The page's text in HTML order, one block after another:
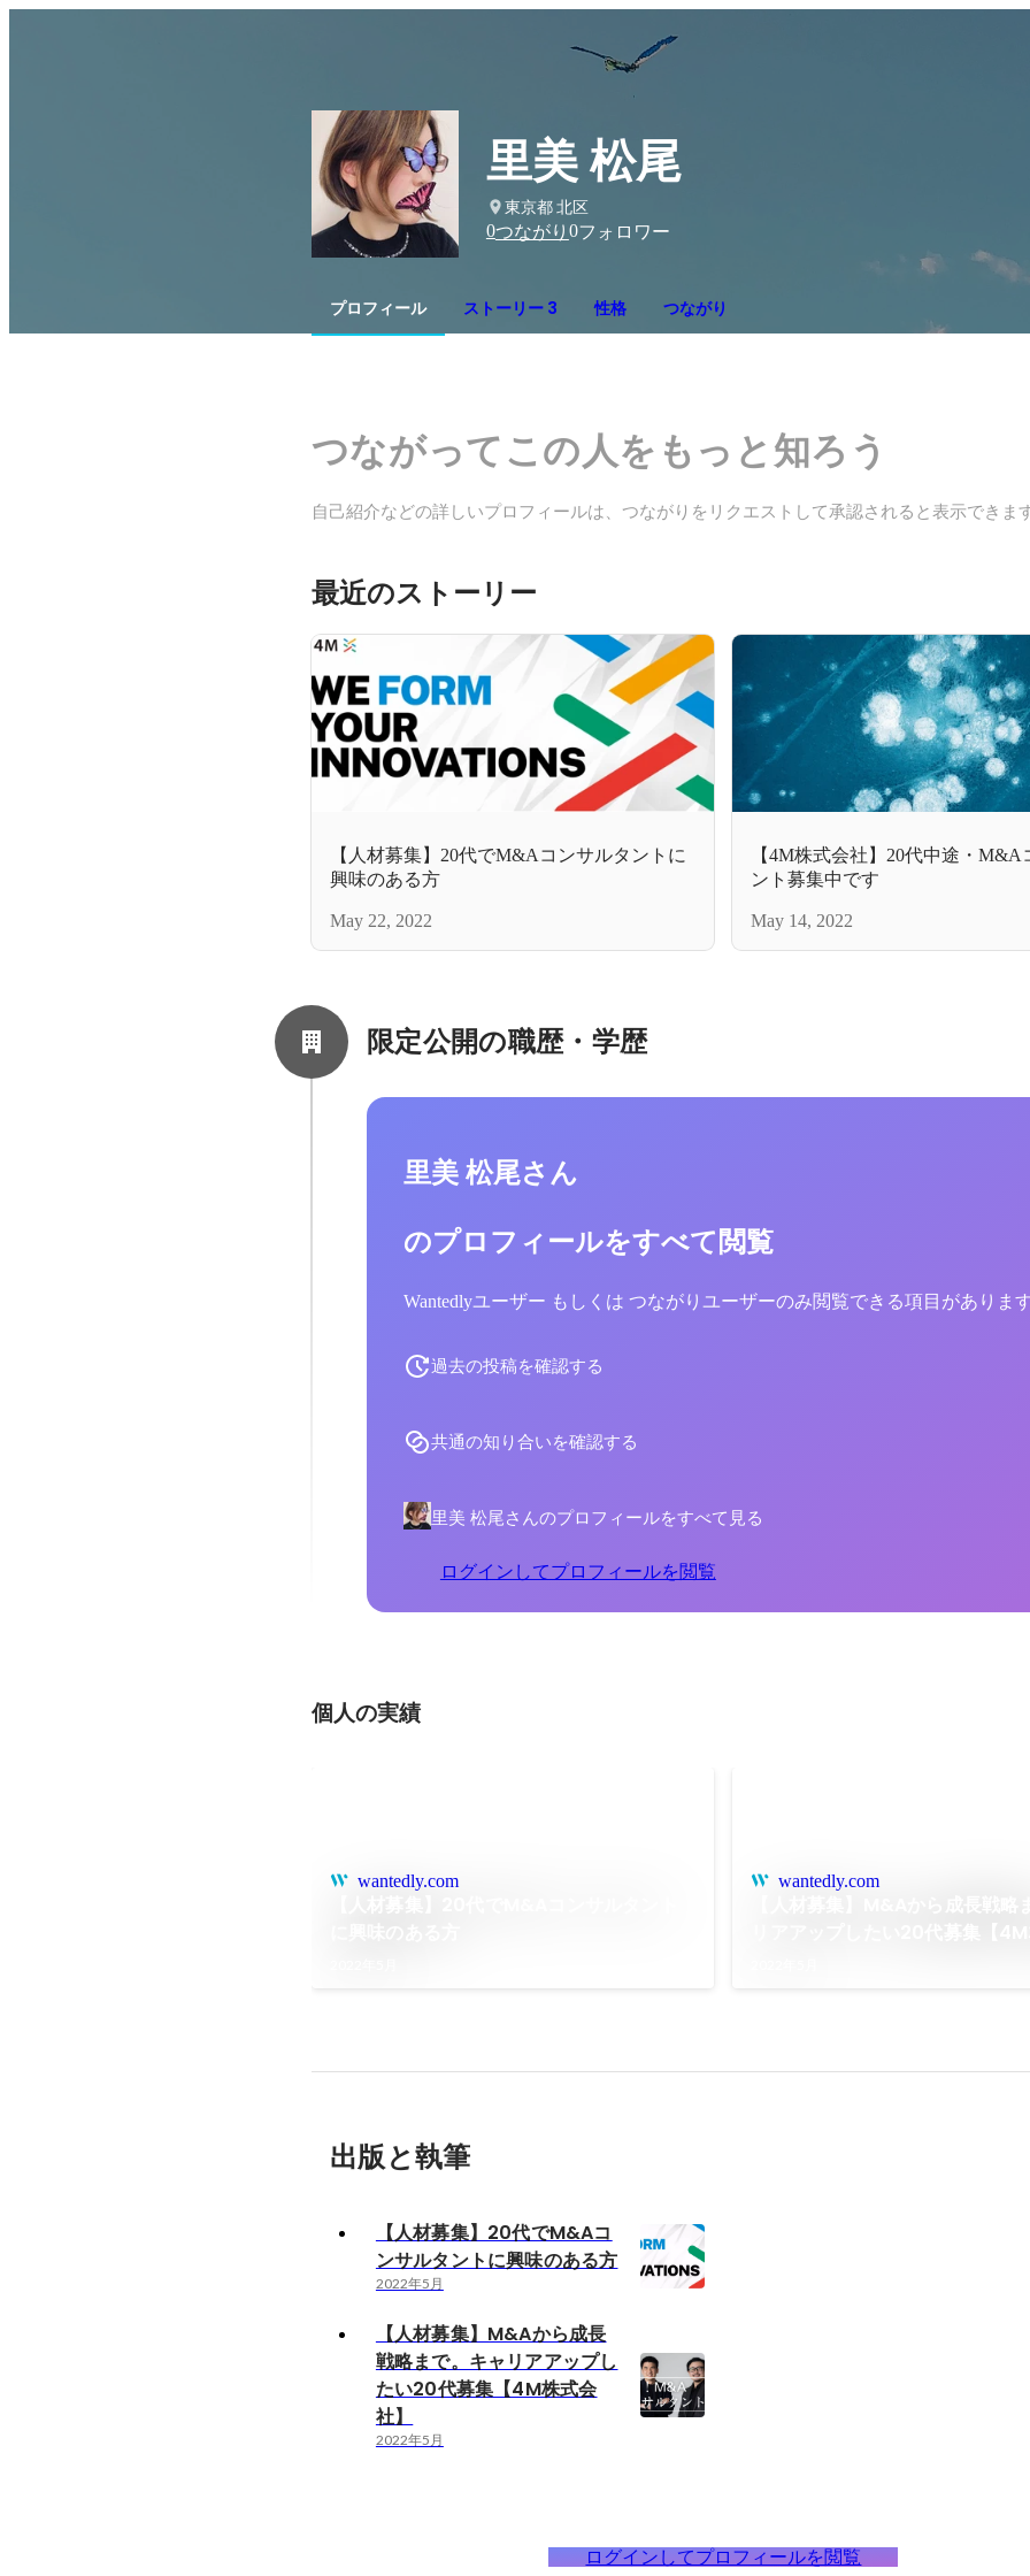
里美 松尾
東京都 北区
0つながり 0フォロワー
プロフィール ストーリー 3 性格 つながり
つながってこの人をもっと知ろう
自己紹介などの詳しいプロフィールは、つながりをリクエストして承認されると表示できま
最近のストーリー
【人材募集】20代でM&Aコンサルタントに
興味のある方
May 22, 2022
【4M株式会社】20代中途・M&A
ント募集中です
May 14, 2022
限定公開の職歴・学歴
里美 松尾さん
のプロフィールをすべて閲覧
Wantedlyユーザー もしくは つながりユーザーのみ閲覧できる項目がありま
過去の投稿を確認する
共通の知り合いを確認する
里美 松尾さんのプロフィールをすべて見る
ログインしてプロフィールを閲覧
個人の実績
wantedly.com wantedly.com
出版と執筆
【人材募集】20代でM&Aコ
ンサルタントに興味のある方
2022年5月
【人材募集】M&Aから成長
戦略まで。キャリアアップし
たい20代募集【4M株式会
社】
2022年5月
ログインしてプロフィールを閲覧